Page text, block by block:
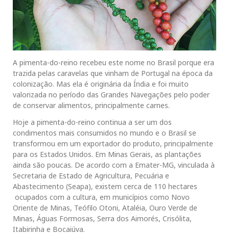
A pimenta-do-reino recebeu este nome no Brasil porque era
trazida pelas caravelas que vinham de Portugal na época da
colonização. Mas ela é originária da Índia e foi muito
valorizada no período das Grandes Navegações pelo poder
de conservar alimentos, principalmente carnes.
Hoje a pimenta-do-reino continua a ser um dos
condimentos mais consumidos no mundo e o Brasil se
transformou em um exportador do produto, principalmente
para os Estados Unidos. Em Minas Gerais, as plantações
ainda são poucas. De acordo com a Emater-MG, vinculada à
Secretaria de Estado de Agricultura, Pecuária e
Abastecimento (Seapa), existem cerca de 110 hectares
ocupados com a cultura, em municípios como Novo
Oriente de Minas, Teófilo Otoni, Ataléia, Ouro Verde de
Minas, Águas Formosas, Serra dos Aimorés, Crisólita,
Itabirinha e Bocaiúva.